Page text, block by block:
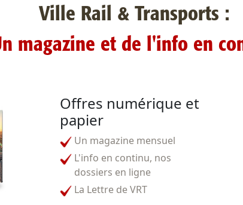
Ville Rail & Transports :
magazine et de l'info en
Offres numérique et
papier
Un magazine mensuel
L'info en continu, nos
dossiers en ligne
La Lettre de VRT